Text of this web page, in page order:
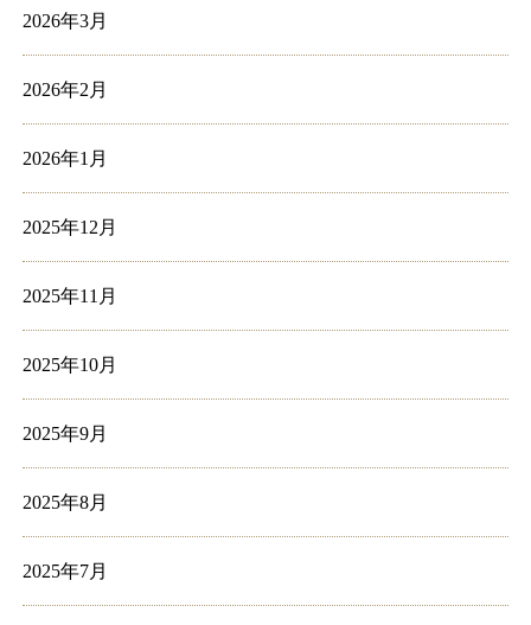
2026年3月
2026年2月
2026年1月
2025年12月
2025年11月
2025年10月
2025年9月
2025年8月
2025年7月